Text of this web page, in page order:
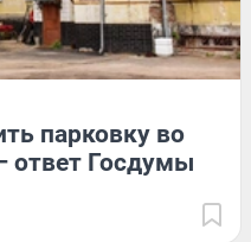
парковку во
ответ Госдумы